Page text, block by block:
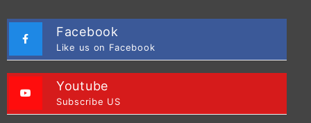
Facebook
Like us on Facebook
Youtube
Subscribe US